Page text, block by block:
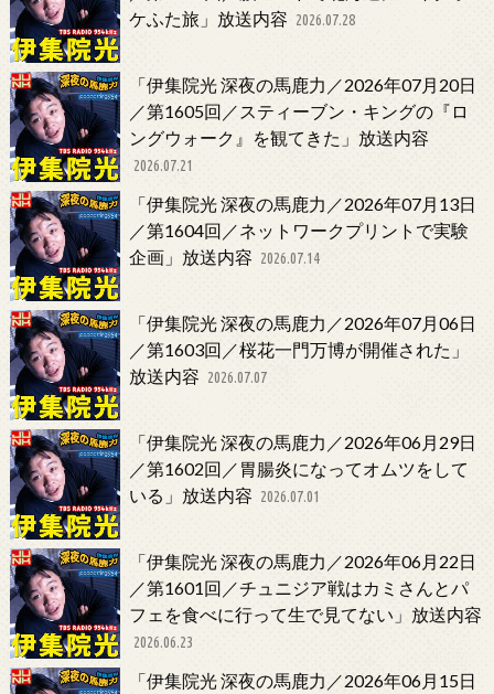
ケふた旅」放送内容 2026.07.28
「伊集院光 深夜の馬鹿力／2026年07月20日
／第1605回／スティーブン・キングの『ロ
ングウォーク』を観てきた」放送内容
2026.07.21
「伊集院光 深夜の馬鹿力／2026年07月13日
／第1604回／ネットワークプリントで実験
企画」放送内容 2026.07.14
「伊集院光 深夜の馬鹿力／2026年07月06日
／第1603回／桜花一門万博が開催された」
放送内容 2026.07.07
「伊集院光 深夜の馬鹿力／2026年06月29日
／第1602回／胃腸炎になってオムツをして
いる」放送内容 2026.07.01
「伊集院光 深夜の馬鹿力／2026年06月22日
／第1601回／チュニジア戦はカミさんとパ
フェを食べに行って生で見てない」放送内容
2026.06.23
「伊集院光 深夜の馬鹿力／2026年06月15日